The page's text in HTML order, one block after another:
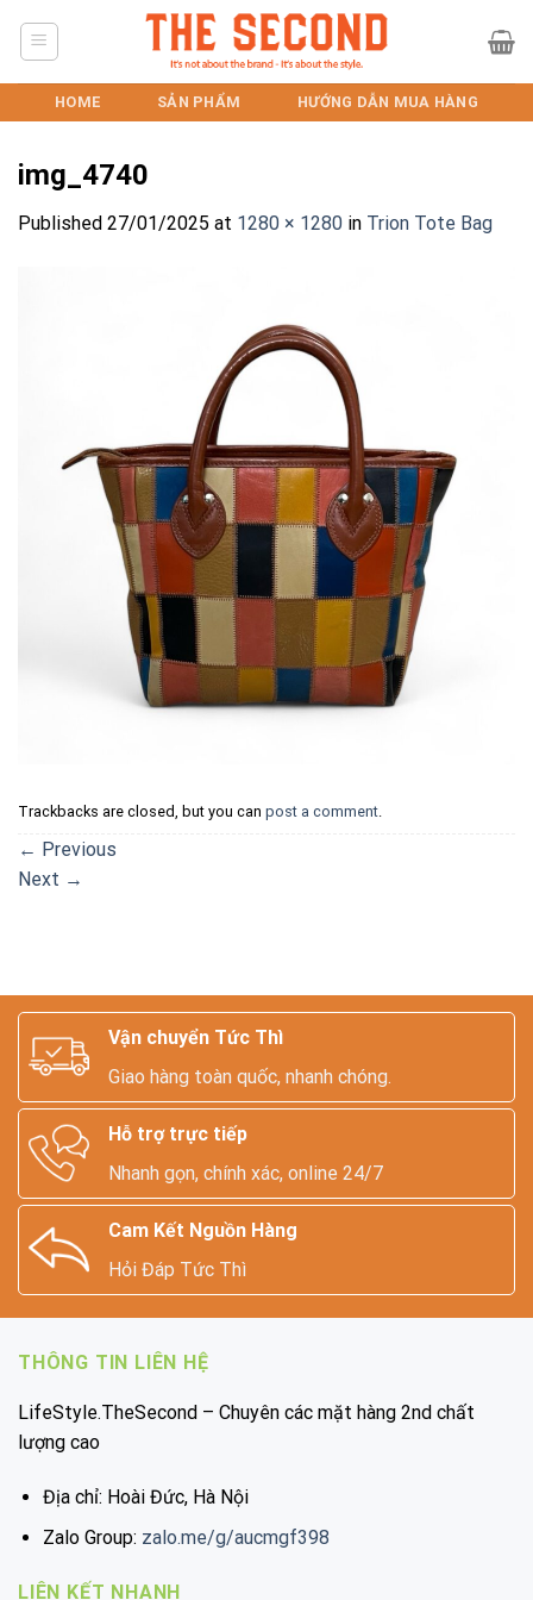
HOME SẢN PHẨM HƯỚNG DẪN MUA HÀNG
img_4740
Published 27/01/2025 at 1280 × 1280 in Trion Tote Bag
Trackbacks are closed, but you can post a comment.
← Previous
Next →
Vận chuyển Tức Thì
Giao hàng toàn quốc, nhanh chóng.
Hỗ trợ trực tiếp
Nhanh gọn, chính xác, online 24/7
Cam Kết Nguồn Hàng
Hỏi Đáp Tức Thì
THÔNG TIN LIÊN HỆ
LifeStyle.TheSecond – Chuyên các mặt hàng 2nd chất
lượng cao
Địa chỉ: Hoài Đức, Hà Nội
Zalo Group: zalo.me/g/aucmgf398
LIÊN KẾT NHANH